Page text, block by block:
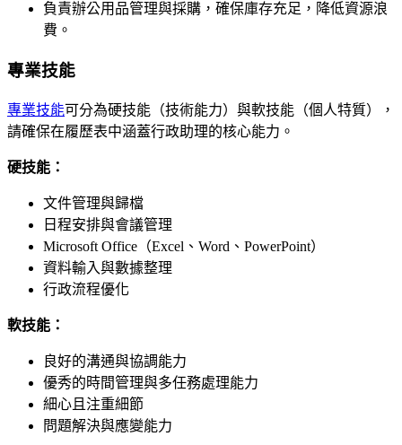
負責辦公用品管理與採購，確保庫存充足，降低資源浪
費。
專業技能
專業技能可分為硬技能（技術能力）與軟技能（個人特質），
請確保在履歷表中涵蓋行政助理的核心能力。
硬技能：
文件管理與歸檔
日程安排與會議管理
Microsoft Office（Excel、Word、PowerPoint）
資料輸入與數據整理
行政流程優化
軟技能：
良好的溝通與協調能力
優秀的時間管理與多任務處理能力
細心且注重細節
問題解決與應變能力